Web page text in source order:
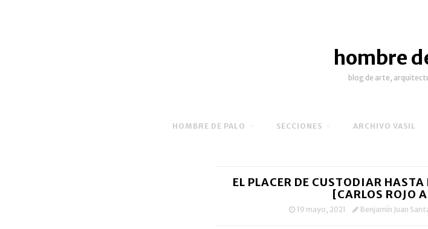
hombre
blog de arte,
HOMBRE DE PALO SECCIONES ARCHIVO VASIL
EL PLACER DE CUSTODIAR
[CARLOS ROJO
19 mayo, 2021 Benjamín Juan